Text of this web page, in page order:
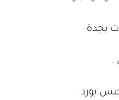
بجدة
.
بورد .